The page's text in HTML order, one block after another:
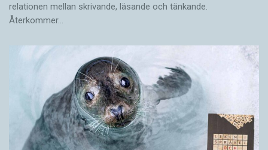
relationen mellan skrivande, läsande och tänkande.
Återkommer…